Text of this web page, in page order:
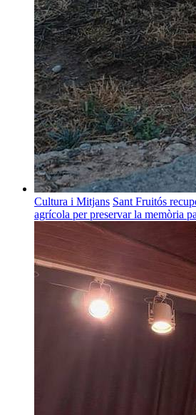
Cultura i Mitjans Sant Fruitós
agrícola per preservar la memòria